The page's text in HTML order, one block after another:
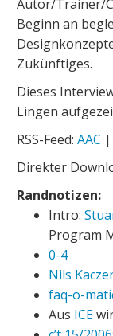
Autor/Trainer/
Beginn an
Zukünftiges.
Dieses
Lingen
RSS-Feed: AAC |
Direkter
Randnotizen:
Intro:
Program
0-4
Nils
faq-o-
Aus ICE